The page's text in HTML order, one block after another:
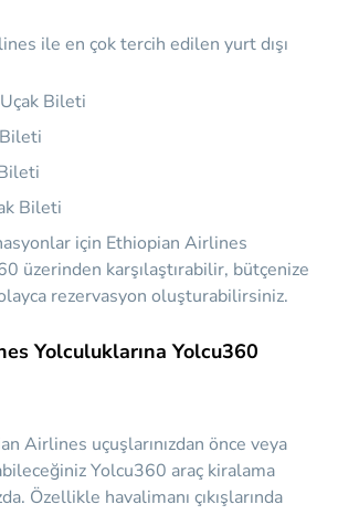
ile en çok tercih edilen yurt dışı
Bileti
Bileti
için Ethiopian Airlines
üzerinden karşılaştırabilir, bütçenize
rezervasyon oluşturabilirsiniz.
Yolculuklarına Yolcu360
Airlines uçuşlarınızdan önce veya
Yolcu360 araç kiralama
Özellikle havalimanı çıkışlarında